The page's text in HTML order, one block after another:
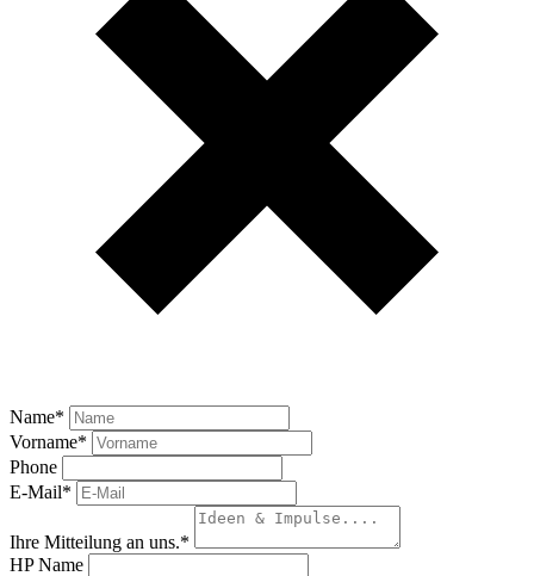
Name*
Vorname*
Phone
E-Mail*
Ihre Mitteilung an uns.*
HP Name